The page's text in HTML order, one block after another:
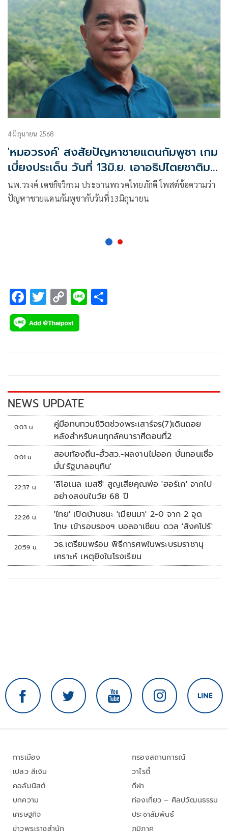
4 มิถุนายน 2568
'หมอวรงค์' สงสัยปัญหาชายแดนกัมพูชา เกม
เบี่ยงประเด็น วันที่ 13มิ.ย. เอาอธิปไตยชาติมา
เสี่ยง
นพ.วรงค์ เดชกิจวิกรม ประธานพรรคไทยภักดี โพสต์ข้อความว่า
ปัญหาชายแดนกัมพูชากับวันที่13มิถุนายน
F
ac
e
k
T
wi
tt
C
o
p
k
Li
NEWS UPDATE
0:03 น.
คู่มือทบทวนชีวิตช่วงพระเสาร์จร(7)เดินถอย
หลังสำหรับคนทุกลัคนาราศีตอนที่2
0:01 น.
สอบท้องถิ่น-ฮั้วสว.-ผลงานไม่ออก บั่นทอนเชื่อ
มั่น'รัฐบาลอนุทิน'
22:37 น.
'ลิโอเนล เมสซี' สูญเสียคุณพ่อ 'ฮอร์เก' จากไป
อย่างสงบในวัย 68 ปี
22:26 น.
'ไทย' เปิดบ้านชนะ 'เมียนมา' 2-0 จาก 2 จุด
โทษ เข้ารอบรองฯ บอลอาเซียน ดวล 'สิงคโปร์'
20:59 น.
วธ.เตรียมพร้อม พิธีการศพในพระบรมราชานุ
เคราะห์ เหตุยิงในโรงเรียน
การเมือง
เปลว สีเงิน
คอลัมนิสต์
บทความ
เศรษฐกิจ
ข่าวพระราชสำนัก
กรองสถานการณ์
วาไรตี้
กีฬา
ท่องเที่ยว – ศิลปวัฒนธรรม
ประชาสัมพันธ์
ภูมิภาค